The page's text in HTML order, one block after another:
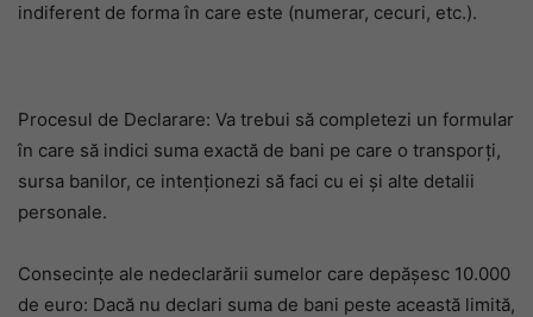
indiferent de forma în care este (numerar, cecuri, etc.).
Procesul de Declarare: Va trebui să completezi un formular
în care să indici suma exactă de bani pe care o transporți,
sursa banilor, ce intenționezi să faci cu ei și alte detalii
personale.
Consecințe ale nedeclarării sumelor care depășesc 10.000
de euro: Dacă nu declari suma de bani peste această limită,